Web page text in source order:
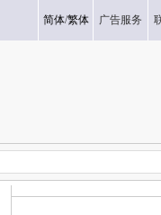
简体/繁体 广告服务